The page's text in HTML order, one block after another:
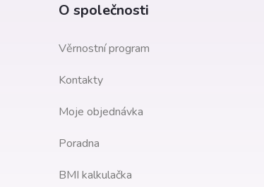
O společnosti
Věrnostní program
Kontakty
Moje objednávka
Poradna
BMI kalkulačka